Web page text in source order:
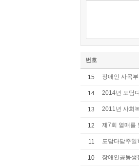
번호
15 장애인 사목
14 2014년 도담
13 2011년 사회
12 제7회 열매를
11 도담다담주일
10 장애인공동